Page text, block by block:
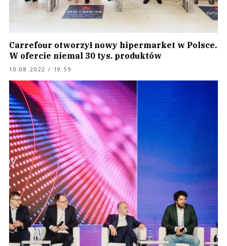
Carrefour otworzył nowy hipermarket w Polsce.
W ofercie niemal 30 tys. produktów
10.08.2022 / 19:59